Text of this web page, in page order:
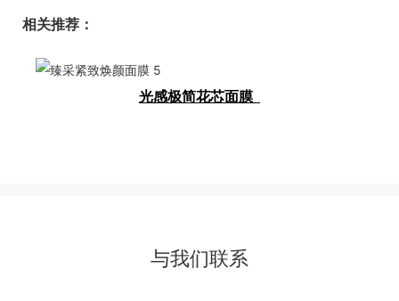
相关推荐：
光感极简花芯面膜
与我们联系